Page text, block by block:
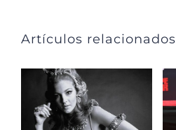
Artículos relacionados